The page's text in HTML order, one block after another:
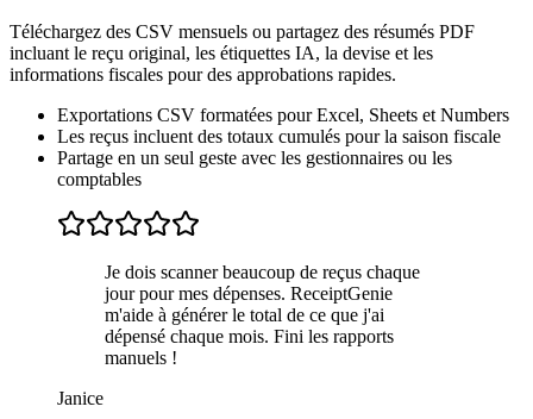
Téléchargez des CSV mensuels ou partagez des résumés PDF
incluant le reçu original, les étiquettes IA, la devise et les
informations fiscales pour des approbations rapides.
Exportations CSV formatées pour Excel, Sheets et Numbers
Les reçus incluent des totaux cumulés pour la saison fiscale
Partage en un seul geste avec les gestionnaires ou les
comptables
Je dois scanner beaucoup de reçus chaque
jour pour mes dépenses. ReceiptGenie
m'aide à générer le total de ce que j'ai
dépensé chaque mois. Fini les rapports
manuels !
Janice